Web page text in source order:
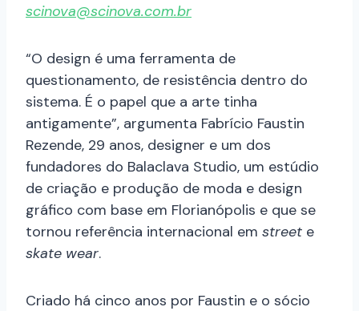
scinova@scinova.com.br
“O design é uma ferramenta de
questionamento, de resistência dentro do
sistema. É o papel que a arte tinha
antigamente”, argumenta Fabrício Faustin
Rezende, 29 anos, designer e um dos
fundadores do Balaclava Studio, um estúdio
de criação e produção de moda e design
gráfico com base em Florianópolis e que se
tornou referência internacional em street e
skate wear.
Criado há cinco anos por Faustin e o sócio